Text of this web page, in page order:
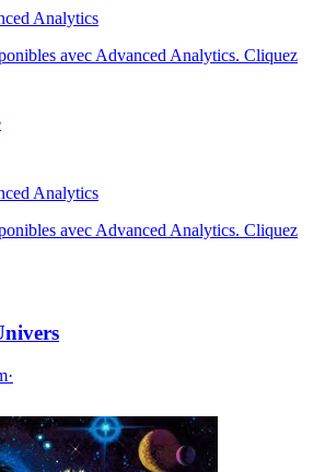
Analytics
avec Advanced Analytics. Cliquez
Analytics
avec Advanced Analytics. Cliquez
·